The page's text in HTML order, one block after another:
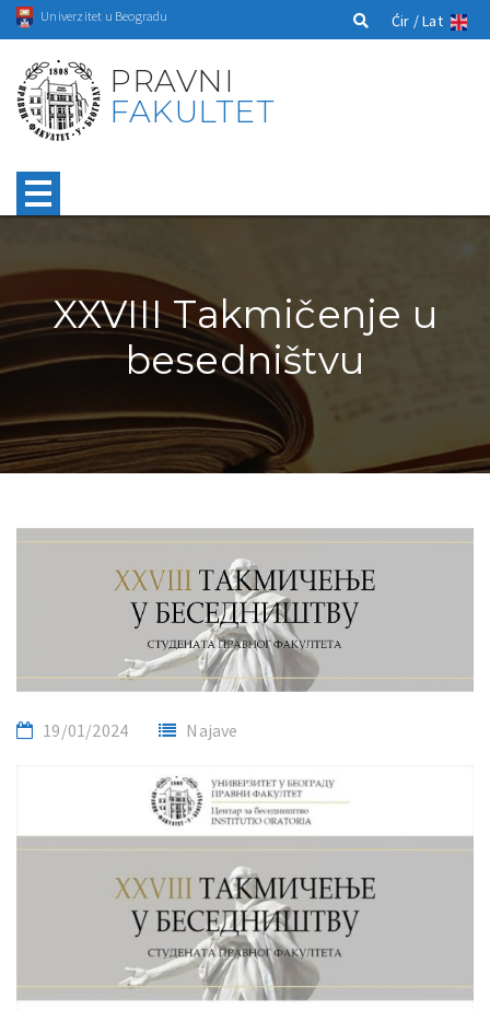
Univerzitet u Beogradu Ćir /Lat
PRAVNI
FAKULTET
XXVIII Takmičenje u
besedništvu
19/01/2024 Najave